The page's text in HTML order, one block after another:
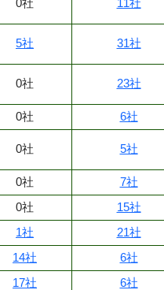
5社 31社
0社 23社
0社 6社
0社 5社
0社 7社
0社 15社
1社 21社
14社 6社
17社 6社